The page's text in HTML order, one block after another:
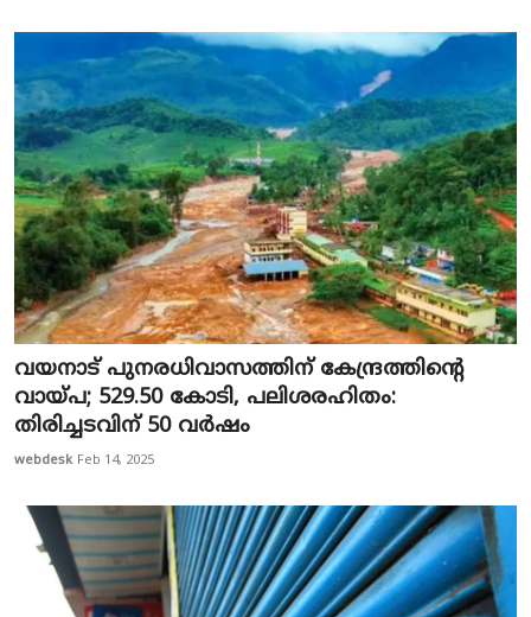
വയനാട് പുനരധിവാസത്തിന് കേന്ദ്രത്തിന്റെ
വായ്പ; 529.50 കോടി, പലിശരഹിതം:
തിരിച്ചടവിന് 50 വർഷം
webdesk Feb 14, 2025